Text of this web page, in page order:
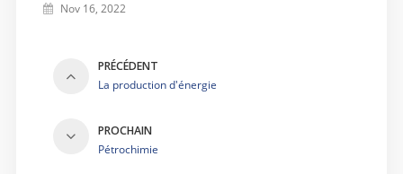
Nov 16, 2022
PRÉCÉDENT
La production d'énergie
PROCHAIN
Pétrochimie